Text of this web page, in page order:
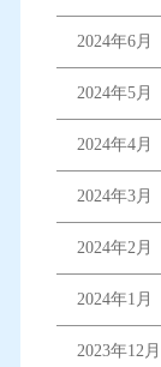
2024年6月
2024年5月
2024年4月
2024年3月
2024年2月
2024年1月
2023年12月